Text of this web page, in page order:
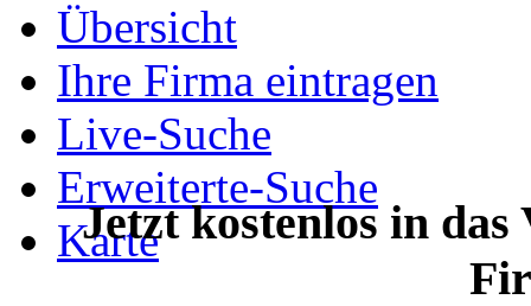
Übersicht
Ihre Firma eintragen
Live-Suche
Erweiterte-Suche
Karte
Jetzt kostenlos in